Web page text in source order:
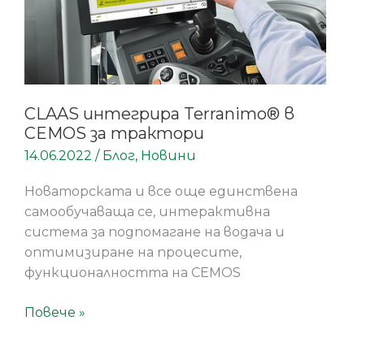
CLAAS интегрира Terranimo® в
CEMOS за трактори
14.06.2022/ Блог, Новини
Новаторската и все още единствена
самообучаваща се, интерактивна
система за подпомагане на водача и
оптимизиране на процесите,
функционалността на CEMOS
CEMOS
трактори
Повече »